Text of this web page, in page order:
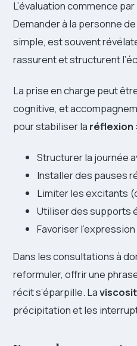
L’évaluation commence
Demander à la personne
simple, est souvent
rassurent et structurent
La prise en charge peut
cognitive, et
pour stabiliser la réflexion :
Structurer la journée
Installer des pauses
Limiter les excitants
Utiliser des supports
Favoriser
Dans les consultations à
reformuler, offrir une
récit s’éparpille. La
précipitation et les